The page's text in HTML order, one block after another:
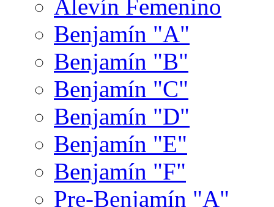
Alevín Femenino
Benjamín "A"
Benjamín "B"
Benjamín "C"
Benjamín "D"
Benjamín "E"
Benjamín "F"
Pre-Benjamín "A"